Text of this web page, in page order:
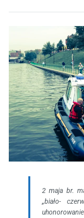
2 maja br.
„biało-